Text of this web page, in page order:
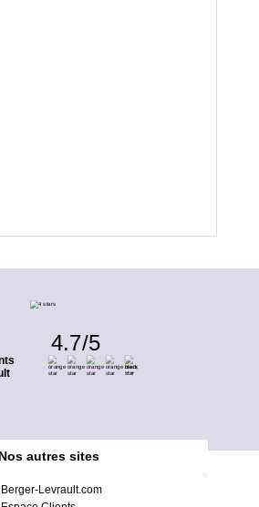
4.7/5
Nos autres sites
Berger-Levrault.com